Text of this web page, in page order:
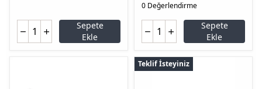
Sepete
Ekle
0 Değerlendirme
Sepete
Ekle
Teklif İsteyiniz